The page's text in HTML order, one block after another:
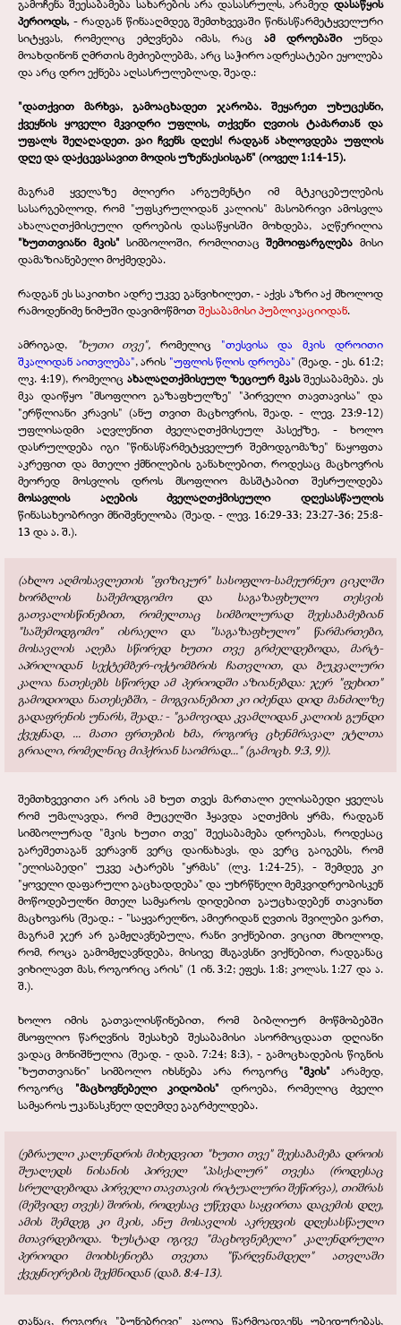
გამოჩენა შეესაბამება სახარების არა დასასრულს, არამედ დასაწყის
პერიოდს, - რადგან წინააღმდეგ შემთხვევაში წინასწარმეტყველური
სიტყვას, რომელიც ეძღვნება იმას, რაც ამ დროებაში უნდა
მოახდინონ ღმრთის მეძიებლებმა, არც საჭირო ადრესატები ეყოლება
და არც დრო ექნება აღსასრულებლად, შეად.:
"დათქვით მარხვა, გამოაცხადეთ ჯარობა. შეყარეთ უხუცესნი,
ქვეყნის ყოველი მკვიდრი უფლის, თქვენი ღვთის ტაძართან და
უფალს შეღაღადეთ. ვაი ჩვენს დღეს! რადგან ახლოვდება უფლის
დღე და დაქცევასავით მოდის უზენაესისგან" (იოველ 1:14-15).
მაგრამ ყველაზე ძლიერი არგუმენტი იმ მტკიცებულების
სასარგებლოდ, რომ "უფსკრულიდან კალიის" მასობრივი ამოსვლა
ახალაღთქმისეული დროების დასაწყისში მოხდება, აღწერილია
"ხუთთვიანი მკის" სიმბოლოში, რომლითაცშემოიფარგლება მისი
დამაზიანებელი მოქმედება.
რადგან ეს საკითხი ადრე უკვე განვიხილეთ, - აქვს აზრი აქ მხოლოდ
რამოდენიმე ნიმუში დავიმოწმოთშესაბამისი პუბლიკაციიდან.
ამრიგად, "ხუთი თვე",რომელიც "თესვისა და მკის დროითი
შკალიდან აითვლება", არის "უფლის წლის დროება" (შეად. - ეს. 61:2;
ლკ. 4:19), რომელიცახალაღთქმისეულ ზეციურ მკასშეესაბამება. ეს
მკა დაიწყო "მსოფლიო გაზაფხულზე" "პირველი თავთავისა" და
"ერწლიანი კრავის" (ანუ თვით მაცხოვრის, შეად. - ლევ. 23:9-12)
უფლისადმი აღვლენით ძველაღთქმისეულ პასექზე, - ხოლო
დასრულდება იგი "წინასწარმეტყველურ შემოდგომაზე" ნაყოფთა
აკრეფით და მთელი ქმნილების განახლებით, როდესაც მაცხოვრის
მეორედ მოსვლის დროს მსოფლიო მასშტაბით შესრულდება
მოსავლის აღების
ძველაღთქმისეული დღესასწაულის
წინასახეობრივი მნიშვნელობა (შეად. - ლევ. 16:29-33; 23:27-36; 25:8-
13 და ა. შ.).
(ახლო აღმოსავლეთის "ფიზიკურ" სასოფლო-სამეურნეო ციკლში
ხორბლის საშემოდგომო და საგაზაფხულო თესვის
გათვალისწინებით, რომელთაც სიმბოლურად შეესაბამებიან
"საშემოდგომო" ისრაელი და "საგაზაფხულო" წარმართები,
მოსავლის აღება სწორედ ხუთი თვე გრძელდებოდა, მარტ-
აპრილიდან სექტემბერ-ოქტომბრის ჩათვლით, და ბუკვალური
კალია ნათესებს სწორედ ამ პერიოდში აზიანებდა: ჯერ "ფეხით"
გამოდიოდა ნათესებში, - მოგვიანებით კი იძენდა დიდ მანძილზე
გადაფრენის უნარს, შეად.: - "გამოვიდა კვამლიდან კალიის გუნდი
ქვეყნად, ... მათი ფრთების ხმა, როგორც ცხენმრავალ ეტლთა
გრიალი, რომელნიც მიჰქრიან საომრად..." (გამოცხ. 9:3, 9)).
შემთხვევითი არ არის ამ ხუთ თვეს მართალი ელისაბედი ყველას
რომ უმალავდა, რომ მუცელში ჰყავდა აღთქმის ყრმა, რადგან
სიმბოლურად "მკის ხუთი თვე" შეესაბამება დროებას, როდესაც
გარეშეთაგან ვერავინ ვერც დაინახავს, და ვერც გაიგებს, რომ
"ელისაბედი" უკვე ატარებს "ყრმას" (ლკ. 1:24-25), - შემდეგ კი
"ყოველი დაფარული გაცხადდება" და უხრწნელი მემკვიდრეობისკენ
მოწოდებულნი მთელ სამყაროს დიდებით გაუცხადებენ თავიანთ
მაცხოვარს (შეად.: - "საყვარელნო, ამიერიდან ღვთის შვილები ვართ,
მაგრამ ჯერ არ გამჟღავნებულა, რანი ვიქნებით. ვიცით მხოლოდ,
რომ, როცა გამომჟღავნდება, მისივე მსგავსნი ვიქნებით, რადგანაც
ვიხილავთ მას, როგორიც არის" (1 ინ. 3:2; ეფეს. 1:8; კოლას. 1:27 და ა.
შ.).
ხოლო იმის გათვალისწინებით, რომ ბიბლიურ მოწმობებში
მსოფლიო წარღვნის შესახებ შესაბამისი ასორმოცდაათ დღიანი
ვადაც მონიშნულია (შეად. - დაბ. 7:24; 8:3), - გამოცხადების წიგნის
"ხუთთვიანი" სიმბოლო იხსნება არა როგორც "მკის" არამედ,
როგორც "მაცხოვნებელი კიდობის" დროება, რომელიც ძველი
სამყაროს უკანასკნელ დღემდე გაგრძელდება.
(ებრაული კალენდრის მიხედვით "ხუთი თვე" შეესაბამება დროის
შუალედს ნისანის პირველ "პასქალურ" თვესა (როდესაც
სრულდებოდა პირველი თავთავის რიტუალური შეწირვა), თიშრას
(მეშვიდე თვეს) შორის, როდესაც უწევდა საყვირთა დაცემის დღე,
ამის შემდეგ კი მკის, ანუ მოსავლის აკრეფვის დღესასწაული
მთავრდებოდა. ზუსტად იგივე "მაცხოვნებელი" კალენდრული
პერიოდი მოიხსენიება თვეთა "წარღვნამდელ" ათვლაში
ქვეყნიერების შექმნიდან (დაბ. 8:4-13).
თანაც, როგორც "ბუნებრივი" კალია წარმოადგენს უბედურებას,